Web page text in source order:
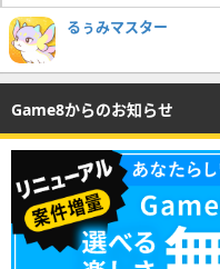
るぅみマスター
Game8からのお知らせ